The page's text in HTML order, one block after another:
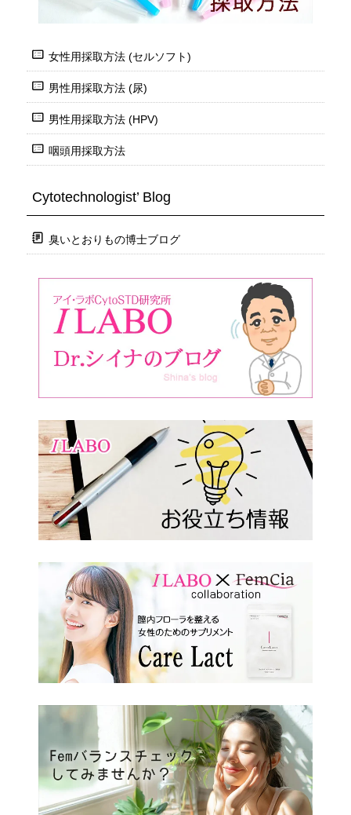
女性用採取方法 (セルソフト)
男性用採取方法 (尿)
男性用採取方法 (HPV)
咽頭用採取方法
Cytotechnologist’ Blog
臭いとおりもの博士ブログ